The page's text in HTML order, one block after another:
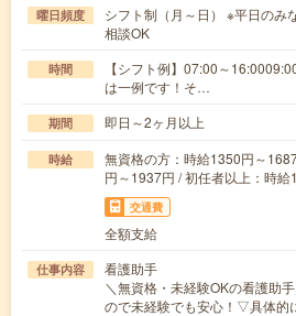
曜日頻度
シフト制（月～日） ※平日のみ
相談OK
時間
【シフト例】07:00～
は一例です！そ…
期間 即日～2ヶ月以上
時給
無資格の方：時給1350円～
円～1937円 / 初任者以上：時
交通費
全額支給
仕事内容
看護助手
＼無資格・未経験OKの看護助
ので未経験でも安心！▽具体